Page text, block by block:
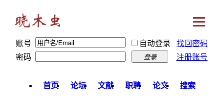
账号 自动登录
找回密码
密码
登录 注册账号
首页 论坛 文献 职聘 论文 搜索